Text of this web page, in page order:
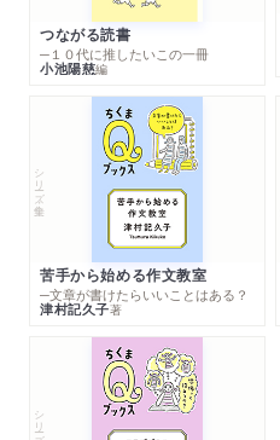
つながる読書
─１０代に推したいこの一冊
小池陽慈編
シリーズ・全集
苦手から始める作文教室
─文章が書けたらいいことはある？
津村記久子著
シリーズ・全集